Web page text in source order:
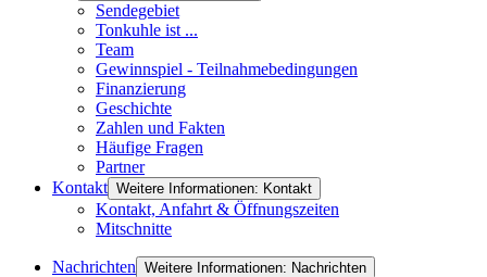
Sendegebiet
Tonkuhle ist ...
Team
Gewinnspiel - Teilnahmebedingungen
Finanzierung
Geschichte
Zahlen und Fakten
Häufige Fragen
Partner
Kontakt Weitere Informationen: Kontakt
Kontakt, Anfahrt & Öffnungszeiten
Mitschnitte
Nachrichten Weitere Informationen: Nachrichten